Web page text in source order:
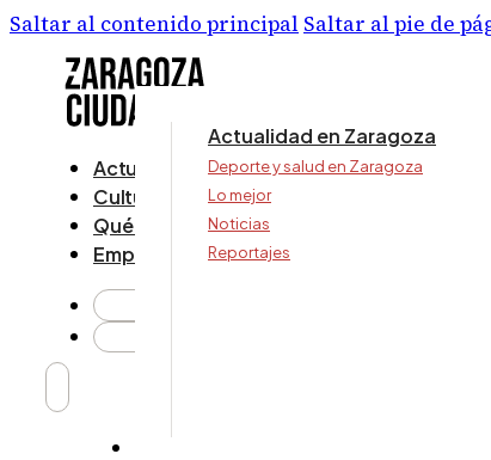
Saltar al contenido principal Saltar al pie de
Actualidad
Cultura y ocio
Qué ver y hacer
Empresa
Actualidad en Zaragoza
Deporte y salud en Zaragoza
Lo mejor
Noticias
Reportajes